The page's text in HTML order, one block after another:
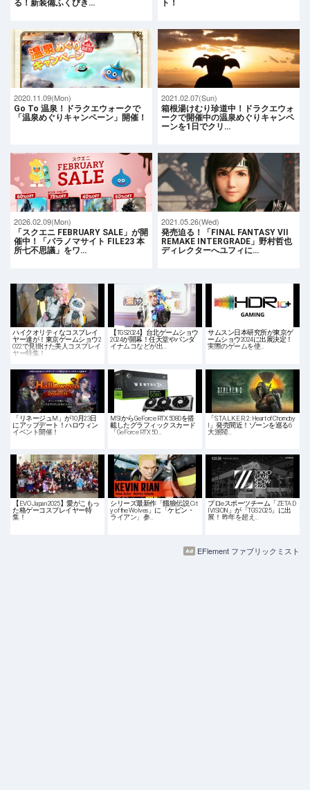
る！新装備ふくびき… ト！
2020.11.09(Mon)
Go To 温泉！ドラクエウォークで
「温泉めぐりキャンペーン」開催！
2021.02.07(Sun)
箱根湯けむり珍道中！ドラクエウォ
ークで開催中の温泉めぐりキャンペ
ーンを1日でクリ…
2026.02.09(Mon)
「スクエニ FEBRUARY SALE」が開
催中！「パラノマサイト FILE23 本
所七不思議」をワ…
2021.05.26(Wed)
発売迫る！「FINAL FANTASY VII
REMAKE INTERGRADE」野村哲也
ディレクターへユフィに…
ハイクオリティなコスプレイ
ヤー達が！東京ゲームショウ2
022で見掛けた美人コスプレイ
ヤー特集！
【TGS2024】台北ゲームショウ
2024が開幕！任天堂やバンダ
イナムコなどが出…
サムスン日本研究所が東京ゲ
ームショウ2024に出展決定！
実際のゲームを使…
「リネージュM」が10月23日
にアップデート！ハロウィン
イベント開催！
MSIからGeForce RTX 5080を搭
載したグラフィックスカード
「GeForce RTX 50…
「S.T.A.L.K.E.R. 2: Heart of Chornoby
l」発売間近！ゾーンを巡る6
大派閥…
【EVO Japan 2025】愛がこもっ
た格ゲーコスプレイヤー特
集！
シリーズ最新作「餓狼伝説 Cit
y of the Wolves」に「ケビン・
ライアン」参…
プロeスポーツチーム「ZETA D
IVISION」が「TGS 2025」に出
展！ 昨年を超え…
EFlement ファブリックミスト